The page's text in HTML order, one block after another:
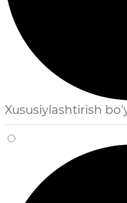
Xususiylashtirish